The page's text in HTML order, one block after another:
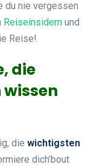
du nie vergessen
Reiseinsidern und
Reise!
die
wissen
die wichtigsten
dich’bout